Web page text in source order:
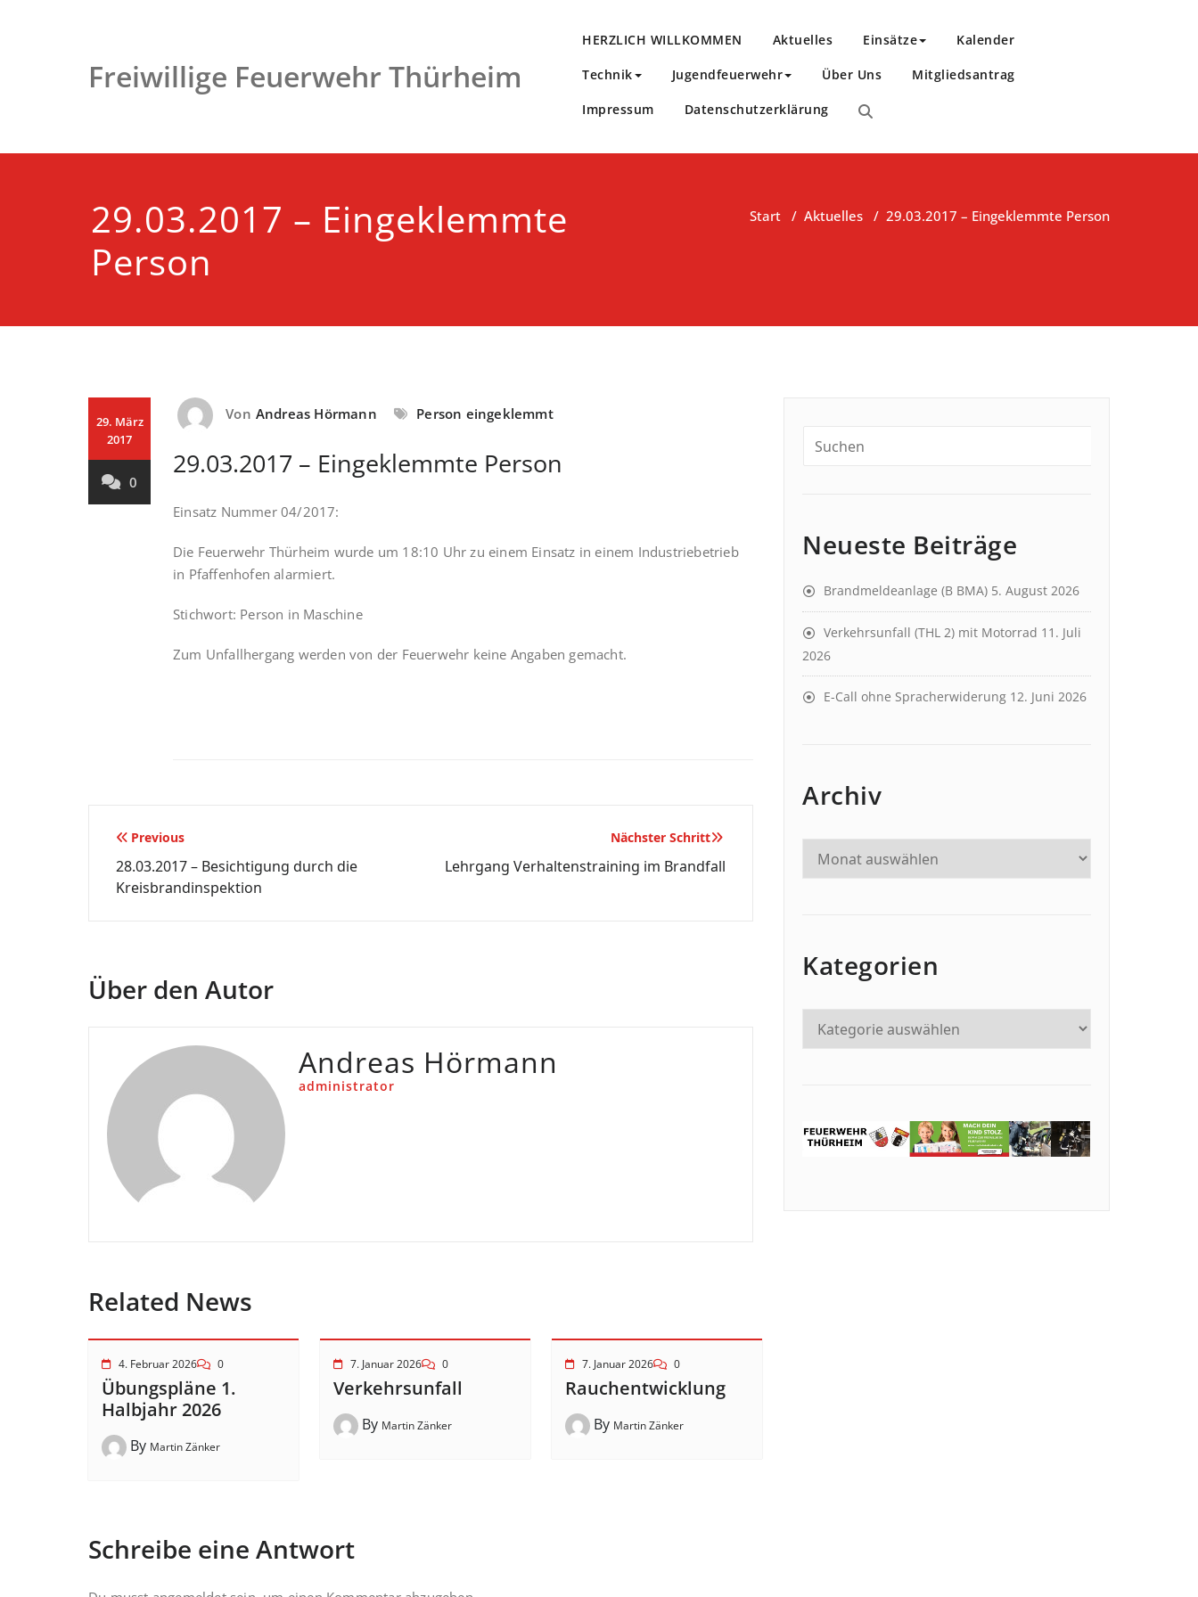
Freiwillige Feuerwehr Thürheim
HERZLICH WILLKOMMEN Aktuelles Einsätze Kalender
Technik Jugendfeuerwehr Über Uns Mitgliedsantrag
Impressum Datenschutzerklärung
29.03.2017 – Eingeklemmte
Person
Start / Aktuelles / 29.03.2017 – Eingeklemmte Person
29. März
2017
0
Von Andreas Hörmann Person eingeklemmt
29.03.2017 – Eingeklemmte Person
Einsatz Nummer 04/2017:
Die Feuerwehr Thürheim wurde um 18:10 Uhr zu einem Einsatz in einem Industriebetrieb
in Pfaffenhofen alarmiert.
Stichwort: Person in Maschine
Zum Unfallhergang werden von der Feuerwehr keine Angaben gemacht.
Beitragsnavigation
Previous
28.03.2017 – Besichtigung durch die
Kreisbrandinspektion
Nächster Schritt
Lehrgang Verhaltenstraining im Brandfall
Über den Autor
Andreas Hörmann
administrator
Related News
4. Februar 2026 0
Übungspläne 1.
Halbjahr 2026
By Martin Zänker
7. Januar 2026 0
Verkehrsunfall
By Martin Zänker
7. Januar 2026 0
Rauchentwicklung
By Martin Zänker
Schreibe eine Antwort
Neueste Beiträge
Brandmeldeanlage (B BMA) 5. August 2026
Verkehrsunfall (THL 2) mit Motorrad 11. Juli
2026
E-Call ohne Spracherwiderung 12. Juni 2026
Archiv
Kategorien